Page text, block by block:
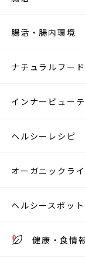
腸活・腸内環境
ナチュラルフード
インナービュー
ヘルシーレシピ
オーガニックラ
ヘルシースポット
健康・食情